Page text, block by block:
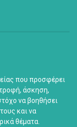
που προσφέρει
άσκηση,
να βοηθήσει
και να
θέματα.